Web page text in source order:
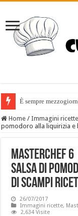
È sempre
Home / Immagini ricette
pomodoro alla liquirizia e
Masterchef 6
salsa di
di scampi
26/07/2017
Immagini ricette,
2,634 Visite